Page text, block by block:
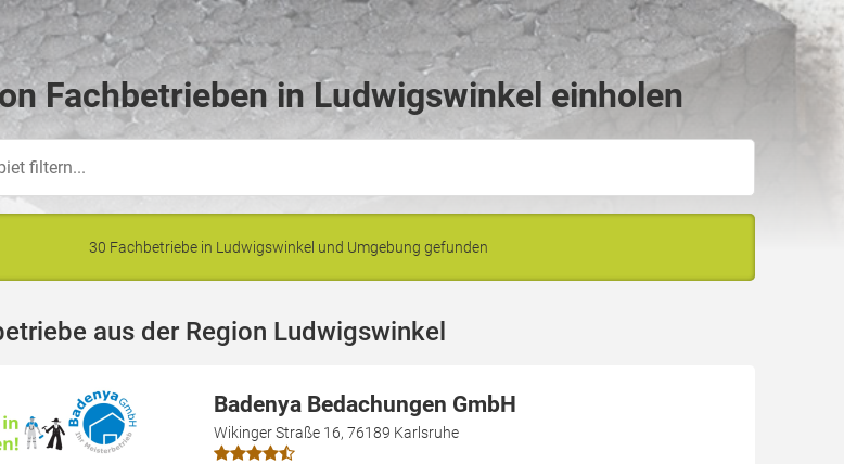
Fachbetrieben in Ludwigswinkel einholen
30 Fachbetriebe in Ludwigswinkel und Umgebung gefunden
aus der Region Ludwigswinkel
Badenya Bedachungen GmbH
Wikinger Straße 16, 76189 Karlsruhe